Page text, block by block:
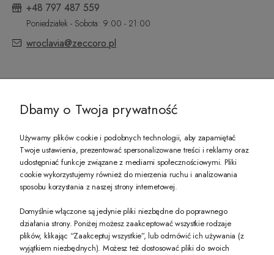
+48 797 487 559
Poniedziałek - Sobota: 9:00 - 21:00
wroclavia@zeccoro.pl
PREZENT DLA CIEBIE!
-10% na pierwsze zakupy na zeccoro.pl Gdy zapiszesz się do naszego
Twoje dane będą przetwarzane zgodnie z nasząpolityką prywatności
Dbamy o Twoja prywatność
Używamy plików cookie i podobnych technologii, aby zapamiętać
Twoje ustawienia, prezentować spersonalizowane treści i reklamy oraz
udostępniać funkcje związane z mediami społecznościowymi. Pliki
cookie wykorzystujemy również do mierzenia ruchu i analizowania
sposobu korzystania z naszej strony internetowej.
Domyślnie włączone są jedynie pliki niezbędne do poprawnego
działania strony. Poniżej możesz zaakceptować wszystkie rodzaje
plików, klikając “Zaakceptuj wszystkie”, lub odmówić ich używania (z
wyjątkiem niezbędnych). Możesz też dostosować pliki do swoich